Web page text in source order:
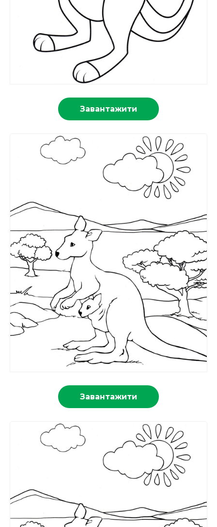
Завантажити
Завантажити